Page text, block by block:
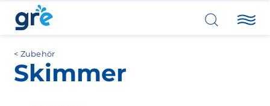
Zubehör
Skimmer